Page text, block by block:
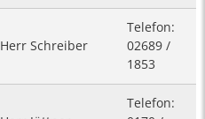
Herr Schreiber
Telefon:
02689 /
1853
Telefon: